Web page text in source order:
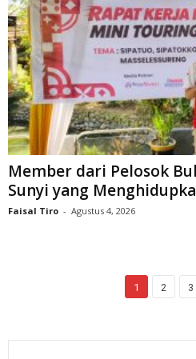
Member dari Pelosok
Sunyi yang
Faisal Tiro - Agustus 4, 2026
1 2 3